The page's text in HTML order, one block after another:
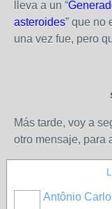
lleva a un “
asteroides” que no
una vez fue, pero
Más tarde, voy a
otro mensaje, para
Antônio